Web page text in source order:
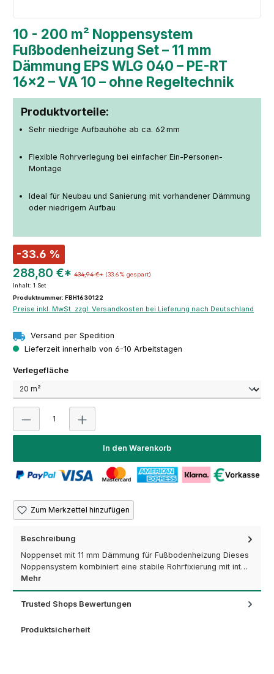
10 - 200 m² Noppensystem
Fußbodenheizung Set – 11 mm
Dämmung EPS WLG 040 – PE-RT
16×2 – VA 10 – ohne Regeltechnik
Produktvorteile:
Sehr niedrige Aufbauhöhe ab ca. 62 mm
Flexible Rohrverlegung bei einfacher Ein-Personen-
Montage
Ideal für Neubau und Sanierung mit vorhandener Dämmung
oder niedrigem Aufbau
-33.6 %
288,80 €* 434,94 €* (33.6% gespart)
Inhalt: 1 Set
Produktnummer: FBH1630122
Preise inkl. MwSt. zzgl. Versandkosten bei Lieferung nach Deutschland
Versand per Spedition
Lieferzeit innerhalb von 6-10 Arbeitstagen
Verlegeflächeauswählen
Produkt Anzahl: Gib den gewünschten Wert ein
In den Warenkorb
Zum Merkzettel hinzufügen
Beschreibung
Noppenset mit 11 mm Dämmung für Fußbodenheizung Dieses
Noppensystem kombiniert eine stabile Rohrfixierung mit int…
Mehr
Trusted Shops Bewertungen
Produktsicherheit